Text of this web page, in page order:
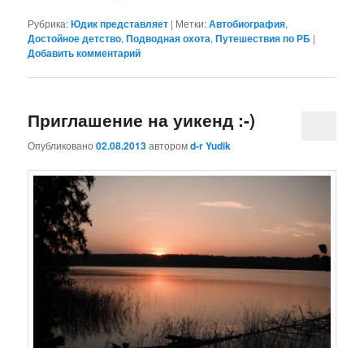
Рубрика:Юдик представляет | Метки:Автобиография,
Достойное детство,Подводная охота,Путешествия по РБ |
Добавить комментарий
Приглашение на уикенд :-)
Опубликовано02.08.2013авторомd-r Yudik